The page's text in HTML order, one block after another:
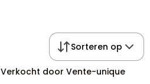
Sorteren op
Verkocht door Vente-unique